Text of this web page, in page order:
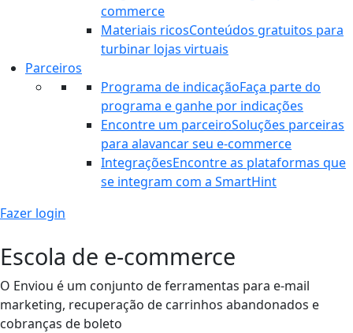
commerce
Materiais ricosConteúdos gratuitos para
turbinar lojas virtuais
Parceiros
Programa de indicaçãoFaça parte do
programa e ganhe por indicações
Encontre um parceiroSoluções parceiras
para alavancar seu e-commerce
IntegraçõesEncontre as plataformas que
se integram com a SmartHint
Fazer login
Escola de e-commerce
O Enviou é um conjunto de ferramentas para e-mail
marketing, recuperação de carrinhos abandonados e
cobranças de boleto